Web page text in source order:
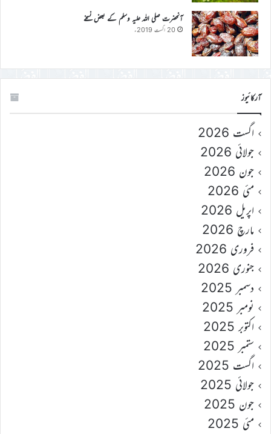
آنحضرت صلی اللہ علیہ وسلم کے بعض نسخے
20 اگست 2019ء
آرکائیوز
اگست 2026
جولائی 2026
جون 2026
مئی 2026
اپریل 2026
مارچ 2026
فروری 2026
جنوری 2026
دسمبر 2025
نومبر 2025
اکتوبر 2025
ستمبر 2025
اگست 2025
جولائی 2025
جون 2025
مئی 2025